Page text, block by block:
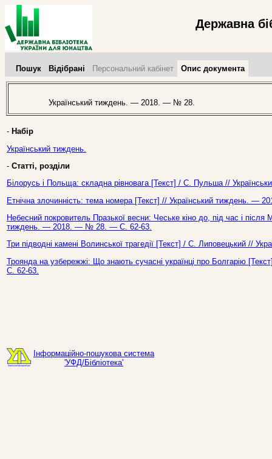
Державна
Пошук Відібрані Персональний кабінет Опис документа
Український тиждень. — 2018. — № 28.
- Набір
Український тиждень.
- Статті, розділи
Білорусь і Польща: складна рівновага [Текст] / С. Пульша //
Етнічна злочинність: тема номера [Текст] // Український тиждень.
Небесний покровитель Празької весни: Чеське кіно до, під час і
тиждень. — 2018. — № 28. — С. 62-63.
Три підводні камені Волинської трагедії [Текст] / С. Липовецький
Троянда на узбережжі: Що знають сучасні українці про Болгарію
С. 62-63.
Інформаційно-пошукова система
'УФД/Бібліотека'